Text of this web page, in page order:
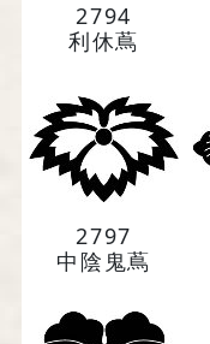
2794
利休蔦
2797
中陰鬼蔦